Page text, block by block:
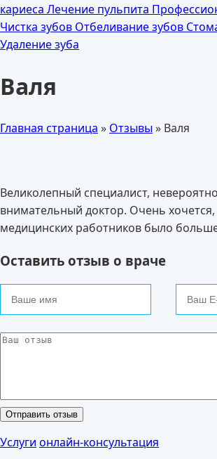
кариеса Лечение пульпита
Чистка зубов Отбеливание зубов
Удаление зуба
Валя
Главная страница » Отзывы» Валя
Великолепный специалист,
внимательный доктор. Очень
медицинских работников было
Оставить отзыв о враче
Услуги онлайн-консультация